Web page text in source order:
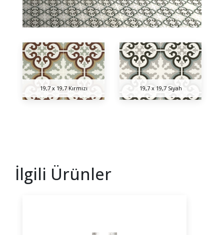
19,7 x 19,7 Kırmızı 19,7 x 19,7 Siyah
İlgili Ürünler